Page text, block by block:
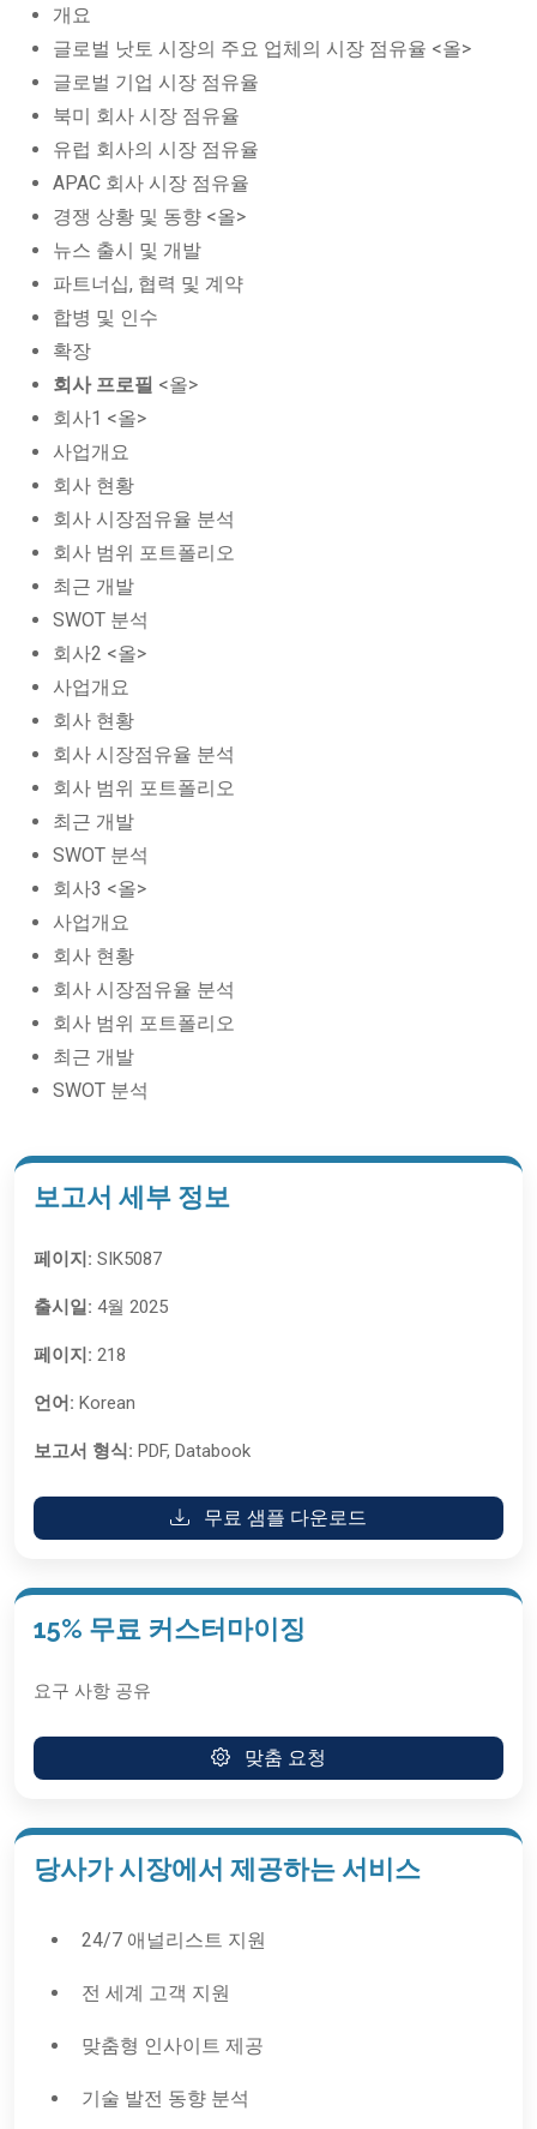
개요
글로벌 낫토 시장의 주요 업체의 시장 점유율 <올>
글로벌 기업 시장 점유율
북미 회사 시장 점유율
유럽 회사의 시장 점유율
APAC 회사 시장 점유율
경쟁 상황 및 동향 <올>
뉴스 출시 및 개발
파트너십, 협력 및 계약
합병 및 인수
확장
회사 프로필 <올>
회사1 <올>
사업개요
회사 현황
회사 시장점유율 분석
회사 범위 포트폴리오
최근 개발
SWOT 분석
회사2 <올>
사업개요
회사 현황
회사 시장점유율 분석
회사 범위 포트폴리오
최근 개발
SWOT 분석
회사3 <올>
사업개요
회사 현황
회사 시장점유율 분석
회사 범위 포트폴리오
최근 개발
SWOT 분석
보고서 세부 정보
페이지: SIK5087
출시일: 4월 2025
페이지: 218
언어: Korean
보고서 형식: PDF, Databook
무료 샘플 다운로드
15% 무료 커스터마이징
요구 사항 공유
맞춤 요청
당사가 시장에서 제공하는 서비스
24/7 애널리스트 지원
전 세계 고객 지원
맞춤형 인사이트 제공
기술 발전 동향 분석